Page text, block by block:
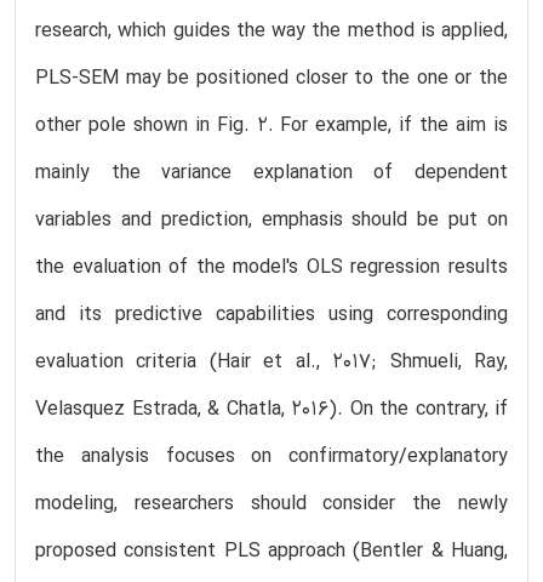
research, which guides the way the method is applied,
PLS-SEM may be positioned closer to the one or the
other pole shown in Fig. 2. For example, if the aim is
mainly the variance explanation of dependent
variables and prediction, emphasis should be put on
the evaluation of the model's OLS regression results
and its predictive capabilities using corresponding
evaluation criteria (Hair et al., 2017; Shmueli, Ray,
Velasquez Estrada, & Chatla, 2016). On the contrary, if
the analysis focuses on confirmatory/explanatory
modeling, researchers should consider the newly
proposed consistent PLS approach (Bentler & Huang,